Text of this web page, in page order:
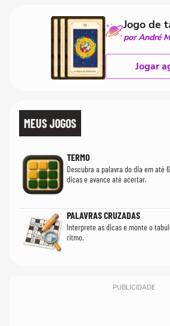
Jogo de
por André
Jogar
MEUS JOGOS
TERMO
Descubra a palavra do dia em até
dicas e avance até acertar.
PALAVRAS CRUZADAS
Interprete as dicas e monte o
ritmo.
PUBLICIDADE